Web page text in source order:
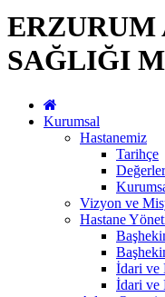
ERZURUM
SAĞLIĞI
Kurumsal
Hastanemiz
Tarihçe
Vizyon ve
Hastane
İdari ve
İdari ve